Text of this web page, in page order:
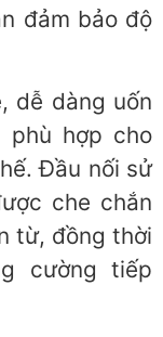
đảm bảo độ
dễ dàng uốn
phù hợp cho
Đầu nối sử
che chắn
từ, đồng thời
cường tiếp